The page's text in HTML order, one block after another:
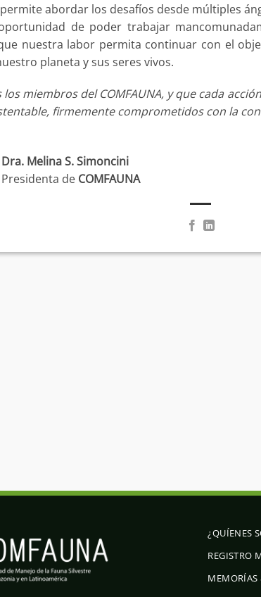
abordar los desafíos desde múltiples
de poder trabajar
que nuestra labor permita continuar con el
planeta y sus seres vivos.
miembros del COMFAUNA, y que cada
firmemente comprometidos con la
Dra. Melina S. Simoncini
Presidenta de COMFAUNA
¿QUÍENES
REGISTRO
MEMORÍAS